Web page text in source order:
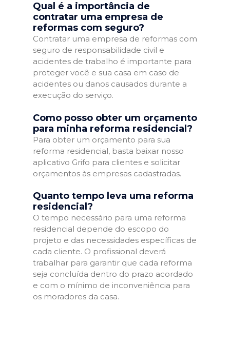
Qual é a importância de
contratar uma empresa de
reformas com seguro?
Contratar uma empresa de reformas com
seguro de responsabilidade civil e
acidentes de trabalho é importante para
proteger você e sua casa em caso de
acidentes ou danos causados durante a
execução do serviço.
Como posso obter um orçamento
para minha reforma residencial?
Para obter um orçamento para sua
reforma residencial, basta baixar nosso
aplicativo Grifo para clientes e solicitar
orçamentos às empresas cadastradas.
Quanto tempo leva uma reforma
residencial?
O tempo necessário para uma reforma
residencial depende do escopo do
projeto e das necessidades específicas de
cada cliente. O profissional deverá
trabalhar para garantir que cada reforma
seja concluída dentro do prazo acordado
e com o mínimo de inconveniência para
os moradores da casa.